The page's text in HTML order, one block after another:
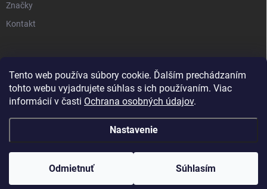
Tento web používa súbory cookie. Ďalším prechádzaním
tohto webu vyjadrujete súhlas s ich používaním. Viac
informácií v časti Ochrana osobných údajov.
Nastavenie
Odmietnuť Súhlasím
Značky
Kontakt
Vytvoril Shoptet
Copyright 2026 . Všetky práva vyhradené.